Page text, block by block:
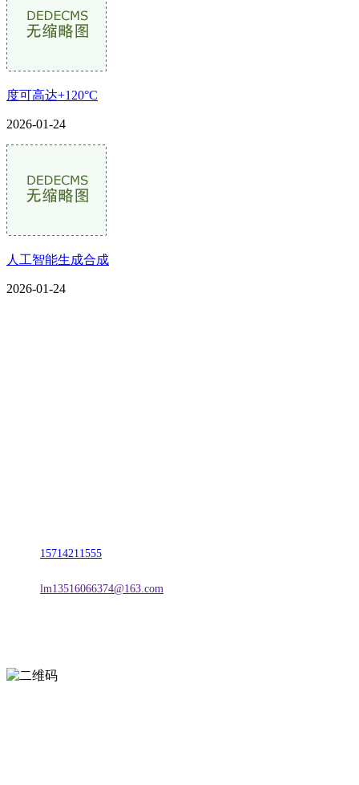
度可高达+120°C
2026-01-24
人工智能生成合成
2026-01-24
15714211555
lm13516066374@163.com